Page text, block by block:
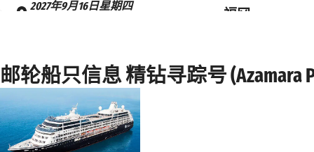
2027年9月16日星期四
福冈
上午8:00 - 下午7:00
鹿儿岛
2027年9月18日星期六
上午8:00 - 下午6:00
邮轮船只信息 精钻寻踪号 (Azamara